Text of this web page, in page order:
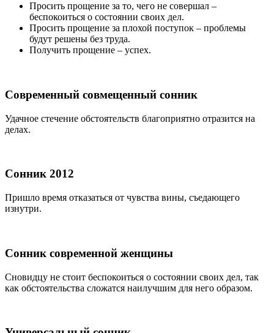
Просить прощение за то, чего не совершал –
беспокоиться о состоянии своих дел.
Просить прощение за плохой поступок – проблемы
будут решены без труда.
Получить прощение – успех.
Современный совмещенный сонник
Удачное стечение обстоятельств благоприятно отразится на
делах.
Сонник 2012
Пришло время отказаться от чувства вины, съедающего
изнутри.
Сонник современной женщины
Сновидцу не стоит беспокоиться о состоянии своих дел, так
как обстоятельства сложатся наилучшим для него образом.